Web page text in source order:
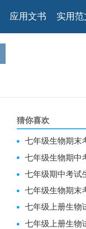
应用文书 实用范
猜你喜欢
七年级生物期末
七年级生物期中
七年级期中考试
七年级生物期末
七年级上册生物
七年级上册生物